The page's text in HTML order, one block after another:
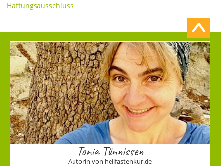
Haftungsausschluss
Tonia Tünnissen
Autorin von heilfastenkur.de